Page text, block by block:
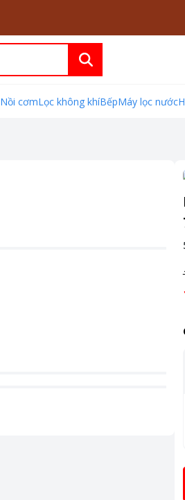
Nồi cơmLọc không khíBếpMáy lọc nước